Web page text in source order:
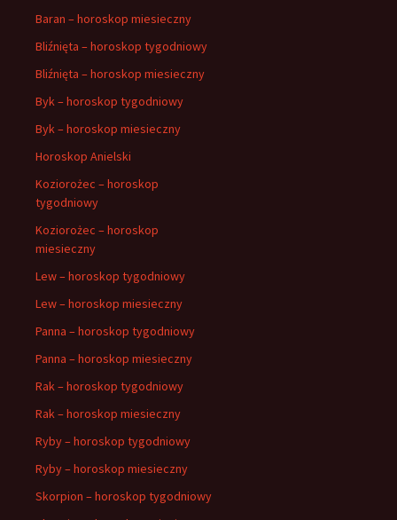
Baran – horoskop miesieczny
Bliźnięta – horoskop tygodniowy
Bliźnięta – horoskop miesieczny
Byk – horoskop tygodniowy
Byk – horoskop miesieczny
Horoskop Anielski
Koziorożec – horoskop
tygodniowy
Koziorożec – horoskop
miesieczny
Lew – horoskop tygodniowy
Lew – horoskop miesieczny
Panna – horoskop tygodniowy
Panna – horoskop miesieczny
Rak – horoskop tygodniowy
Rak – horoskop miesieczny
Ryby – horoskop tygodniowy
Ryby – horoskop miesieczny
Skorpion – horoskop tygodniowy